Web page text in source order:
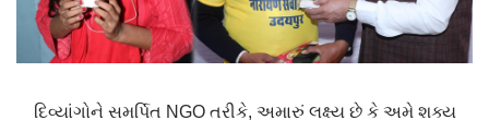
દિવ્યાંગોને સમર્પિત NGO તરીકે, અમારું લક્ષ્ય છે કે અમે શક્ય